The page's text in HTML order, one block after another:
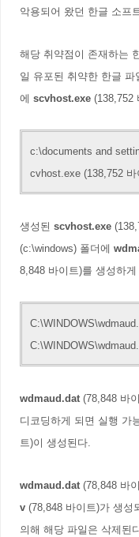
악용되어 왔던 한글 소프
해당 취약점이 존재하는
일 유포된 취약한 한글
에 scvhost.exe (138,752
c:\documents and
cvhost.exe (138,752 바
생성된 scvhost.exe
(c:\windows) 폴더에
8,848 바이트)를 생성하게
C:\WINDOWS\
wdmaud.dat (78,848 바
디코딩하게 되면 실행 가
트)이 생성된다.
wdmaud.dat (78,848 바
v (78,848 바이트)가 생성
의해 해당 파일은 삭제된